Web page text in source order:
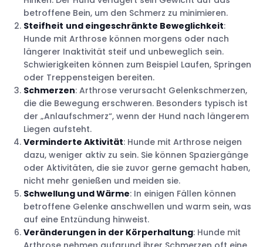
betroffene Bein, um den Schmerz zu minimieren.
Steifheit und eingeschränkte Beweglichkeit:
Hunde mit Arthrose können morgens oder nach
längerer Inaktivität steif und unbeweglich sein.
Schwierigkeiten können zum Beispiel Laufen, Springen
oder Treppensteigen bereiten.
Schmerzen: Arthrose verursacht Gelenkschmerzen,
die die Bewegung erschweren. Besonders typisch ist
der „Anlaufschmerz“, wenn der Hund nach längerem
Liegen aufsteht.
Verminderte Aktivität: Hunde mit Arthrose neigen
dazu, weniger aktiv zu sein. Sie können Spaziergänge
oder Aktivitäten, die sie zuvor gerne gemacht haben,
nicht mehr genießen und meiden sie.
Schwellung und Wärme: In einigen Fällen können
betroffene Gelenke anschwellen und warm sein, was
auf eine Entzündung hinweist.
Veränderungen in der Körperhaltung: Hunde mit